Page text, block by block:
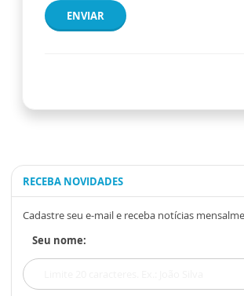
ENVIAR
RECEBA NOVIDADES
Cadastre seu e-mail e receba notícias
Seu nome: